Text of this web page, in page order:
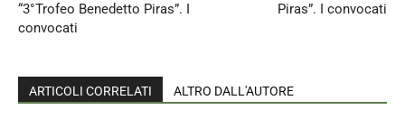
“3°Trofeo Benedetto Piras”. I
convocati
Piras”. I convocati
ARTICOLI CORRELATI ALTRO DALL'AUTORE